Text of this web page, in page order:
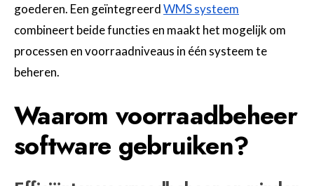
goederen. Een geïntegreerdWMS systeem
combineert beide functies en maakt het mogelijk om
processen en voorraadniveaus in één systeem te
beheren.
Waarom voorraadbeheer
software gebruiken?